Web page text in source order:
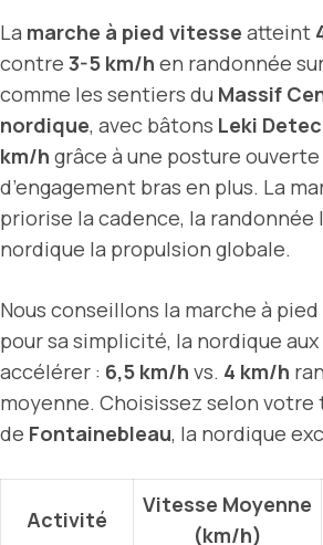
La marche à pied vitesse atteint
contre 3-5 km/h en randonnée
comme les sentiers du Massif
nordique, avec bâtons Leki
km/h grâce à une posture ouverte
d’engagement bras en plus. La
priorise la cadence, la randonnée
nordique la propulsion globale.
Nous conseillons la marche à
pour sa simplicité, la nordique
accélérer : 6,5 km/h vs. 4 km/h
moyenne. Choisissez selon
de Fontainebleau, la nordique
Activité
Vitesse Moyenne
(km/h)